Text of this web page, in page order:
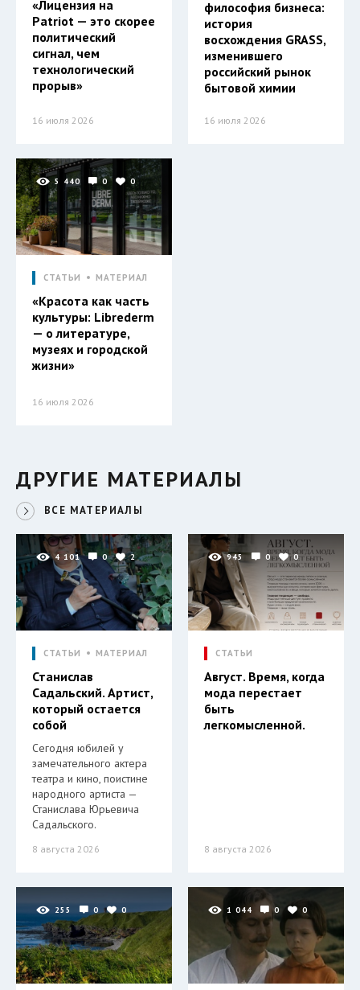
«Лицензия на
Patriot — это скорее
политический
сигнал, чем
технологический
прорыв»
16 июля 2026
философия бизнеса:
история
восхождения GRASS,
изменившего
российский рынок
бытовой химии
16 июля 2026
5 440 0 0
СТАТЬИ МАТЕРИАЛ
«Красота как часть
культуры: Librederm
— о литературе,
музеях и городской
жизни»
16 июля 2026
ДРУГИЕ МАТЕРИАЛЫ
ВСЕ МАТЕРИАЛЫ
4 101 0 2
СТАТЬИ МАТЕРИАЛ
Станислав
Садальский. Артист,
который остается
собой
Сегодня юбилей у
замечательного актера
театра и кино, поистине
народного артиста —
Станислава Юрьевича
Садальского.
8 августа 2026
945 0 0
СТАТЬИ
Август. Время, когда
мода перестает
быть
легкомысленной.
8 августа 2026
255 0 0 1 044 0 0